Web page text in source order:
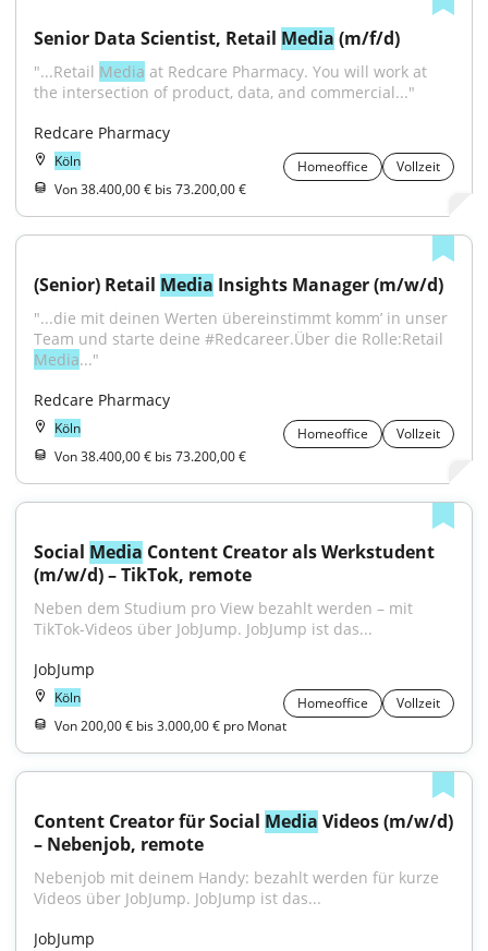
Senior Data Scientist, Retail Media (m/f/d)
"...Retail Media at Redcare Pharmacy. You will work at
the intersection of product, data, and commercial..."
Redcare Pharmacy
Köln Homeoffice
Vollzeit
Von 38.400,00 € bis 73.200,00 €
(Senior) Retail Media Insights Manager (m/w/d)
"...die mit deinen Werten übereinstimmt komm’ in unser
Media..."
Redcare Pharmacy
Köln Homeoffice
Vollzeit
Von 38.400,00 € bis 73.200,00 €
Social Media Content Creator als Werkstudent
(m/w/d) – TikTok, remote
Neben dem Studium pro View bezahlt werden – mit
TikTok-Videos über JobJump. JobJump ist das...
JobJump
Köln Homeoffice
Vollzeit
Von 200,00 € bis 3.000,00 € pro Monat
Content Creator für Social Media Videos (m/w/d)
– Nebenjob, remote
Nebenjob mit deinem Handy: bezahlt werden für kurze
Videos über JobJump. JobJump ist das...
JobJump